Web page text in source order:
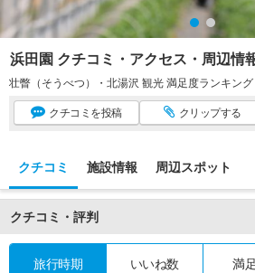
浜田園 クチコミ・アクセス・周辺情
壮瞥（そうべつ）・北湯沢 観光 満足度ランキング
クチコミ を投稿 クリップする
クチコミ 施設情報 周辺スポット
クチコミ・評判
旅行時期 いいね数 満